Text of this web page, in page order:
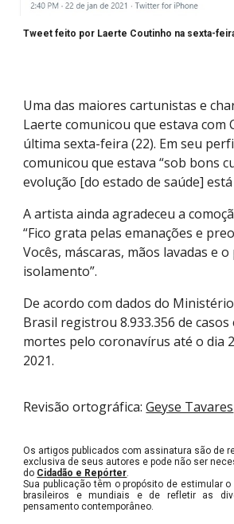
Tweet feito por Laerte Coutinho na sexta-
Uma das maiores cartunistas e
Laerte comunicou que estava com
última sexta-feira (22). Em seu
comunicou que estava “sob bons
evolução [do estado de saúde]
A artista ainda agradeceu a
“Fico grata pelas emanações e
Vocês, máscaras, mãos lavadas e
isolamento”.
De acordo com dados do
Brasil registrou 8.933.356 de casos
mortes pelo coronavírus até o dia
2021.
Revisão ortográfica:Geyse Tavares
Os artigos publicados com assinatura são de
exclusiva de seus autores e pode não ser
do Cidadão e Repórter.
Sua publicação têm o propósito de estimular
brasileiros e mundiais e de refletir as
pensamento contemporâneo.